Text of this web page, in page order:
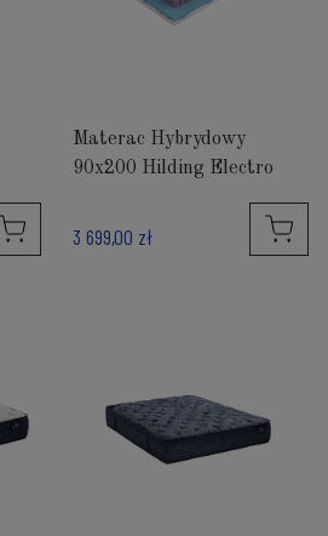
Materac Hybrydowy
90x200 Hilding Electro
3 699,00 zł